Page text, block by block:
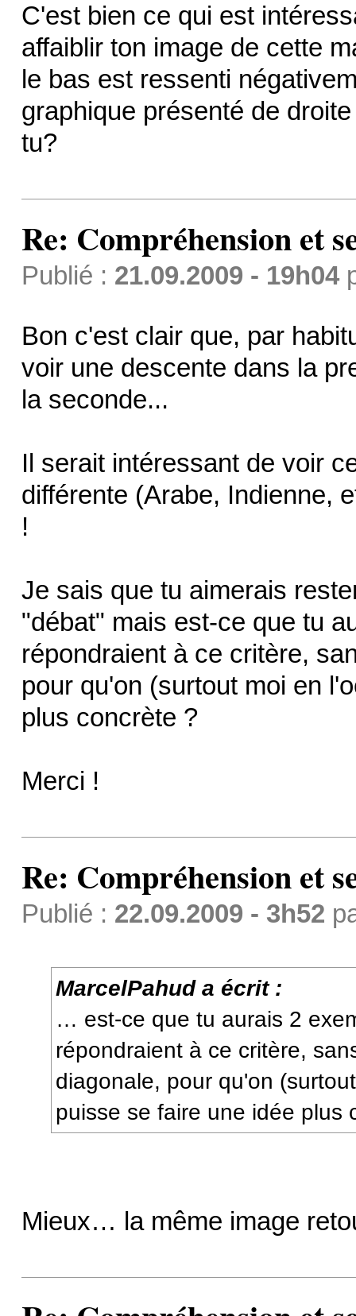
C'est bien ce qui est
affaiblir ton image de cette
le bas est ressenti
graphique présenté de
tu?
Re: Compréhension et
Publié : 21.09.2009 - 19h04
Bon c'est clair que, par
voir une descente dans la
la seconde...
Il serait intéressant de voir
différente (Arabe, Indienne,
!
Je sais que tu aimerais
"débat" mais est-ce que tu
répondraient à ce critère,
pour qu'on (surtout moi en
plus concrète ?
Merci !
Re: Compréhension et
Publié : 22.09.2009 - 3h52
MarcelPahud a écrit :
… est-ce que tu aurais 2
répondraient à ce critère,
diagonale, pour qu'on
puisse se faire une idée plus
Mieux… la même image